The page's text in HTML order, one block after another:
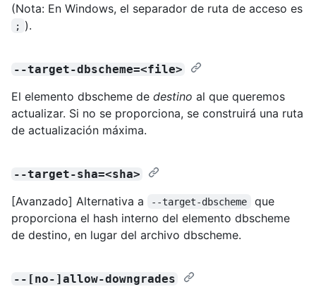
(Nota: En Windows, el separador de ruta de acceso es
; ).
--target-dbscheme=<file>
El elemento dbscheme de destino al que queremos
actualizar. Si no se proporciona, se construirá una ruta
de actualización máxima.
--target-sha=<sha>
[Avanzado] Alternativa a --target-dbscheme
que
proporciona el hash interno del elemento dbscheme
de destino, en lugar del archivo dbscheme.
--[no-]allow-downgrades